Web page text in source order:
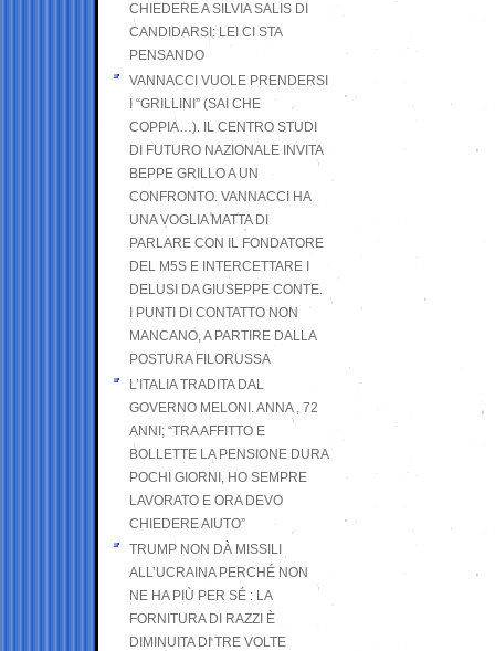
CHIEDERE A SILVIA SALIS DI
CANDIDARSI: LEI CI STA
PENSANDO
VANNACCI VUOLE PRENDERSI
I “GRILLINI” (SAI CHE
COPPIA…). IL CENTRO STUDI
DI FUTURO NAZIONALE INVITA
BEPPE GRILLO A UN
CONFRONTO. VANNACCI HA
UNA VOGLIA MATTA DI
PARLARE CON IL FONDATORE
DEL M5S E INTERCETTARE I
DELUSI DA GIUSEPPE CONTE.
I PUNTI DI CONTATTO NON
MANCANO, A PARTIRE DALLA
POSTURA FILORUSSA
L’ITALIA TRADITA DAL
GOVERNO MELONI. ANNA , 72
ANNI; “TRA AFFITTO E
BOLLETTE LA PENSIONE DURA
POCHI GIORNI, HO SEMPRE
LAVORATO E ORA DEVO
CHIEDERE AIUTO”
TRUMP NON DÀ MISSILI
ALL’UCRAINA PERCHÉ NON
NE HA PIÙ PER SÉ : LA
FORNITURA DI RAZZI È
DIMINUITA DI TRE VOLTE